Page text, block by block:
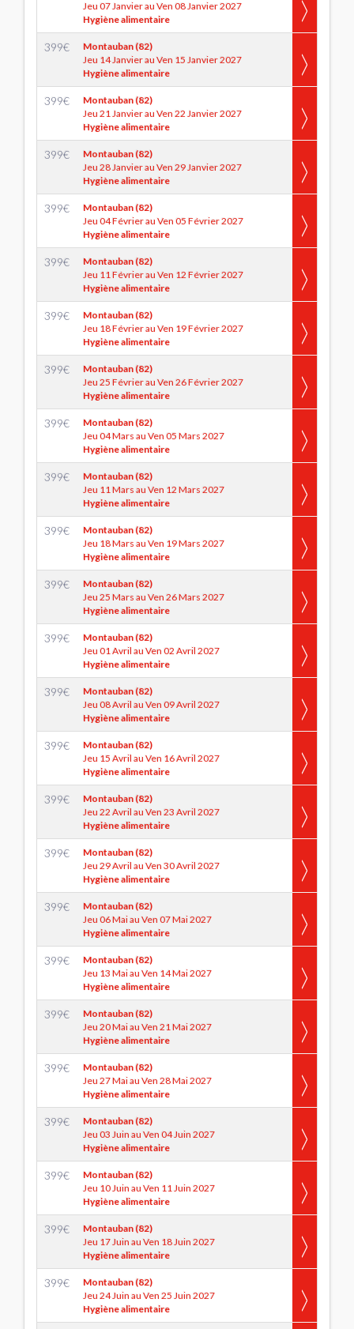
Jeu 07 Janvier au Ven 08 Janvier 2027
Hygiène alimentaire
399€
Montauban (82)
Jeu 14 Janvier au Ven 15 Janvier 2027
Hygiène alimentaire
399€
Montauban (82)
Jeu 21 Janvier au Ven 22 Janvier 2027
Hygiène alimentaire
399€
Montauban (82)
Jeu 28 Janvier au Ven 29 Janvier 2027
Hygiène alimentaire
399€
Montauban (82)
Jeu 04 Février au Ven 05 Février 2027
Hygiène alimentaire
399€
Montauban (82)
Jeu 11 Février au Ven 12 Février 2027
Hygiène alimentaire
399€
Montauban (82)
Jeu 18 Février au Ven 19 Février 2027
Hygiène alimentaire
399€
Montauban (82)
Jeu 25 Février au Ven 26 Février 2027
Hygiène alimentaire
399€
Montauban (82)
Jeu 04 Mars au Ven 05 Mars 2027
Hygiène alimentaire
399€
Montauban (82)
Jeu 11 Mars au Ven 12 Mars 2027
Hygiène alimentaire
399€
Montauban (82)
Jeu 18 Mars au Ven 19 Mars 2027
Hygiène alimentaire
399€
Montauban (82)
Jeu 25 Mars au Ven 26 Mars 2027
Hygiène alimentaire
399€
Montauban (82)
Jeu 01 Avril au Ven 02 Avril 2027
Hygiène alimentaire
399€
Montauban (82)
Jeu 08 Avril au Ven 09 Avril 2027
Hygiène alimentaire
399€
Montauban (82)
Jeu 15 Avril au Ven 16 Avril 2027
Hygiène alimentaire
399€
Montauban (82)
Jeu 22 Avril au Ven 23 Avril 2027
Hygiène alimentaire
399€
Montauban (82)
Jeu 29 Avril au Ven 30 Avril 2027
Hygiène alimentaire
399€
Montauban (82)
Jeu 06 Mai au Ven 07 Mai 2027
Hygiène alimentaire
399€
Montauban (82)
Jeu 13 Mai au Ven 14 Mai 2027
Hygiène alimentaire
399€
Montauban (82)
Jeu 20 Mai au Ven 21 Mai 2027
Hygiène alimentaire
399€
Montauban (82)
Jeu 27 Mai au Ven 28 Mai 2027
Hygiène alimentaire
399€
Montauban (82)
Jeu 03 Juin au Ven 04 Juin 2027
Hygiène alimentaire
399€
Montauban (82)
Jeu 10 Juin au Ven 11 Juin 2027
Hygiène alimentaire
399€
Montauban (82)
Jeu 17 Juin au Ven 18 Juin 2027
Hygiène alimentaire
399€
Montauban (82)
Jeu 24 Juin au Ven 25 Juin 2027
Hygiène alimentaire